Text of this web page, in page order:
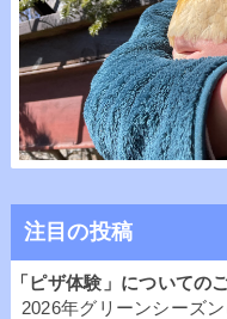
注目の投稿
「ピザ体験」について
2026年グリーンシーズ